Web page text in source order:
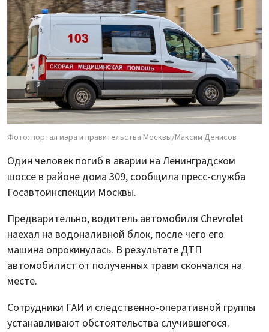
Фото: портал мэра и правительства Москвы/Максим Денисов
Один человек погиб в аварии на Ленинградском
шоссе в районе дома 309, сообщила пресс-служба
Госавтоинспекции Москвы.
Предварительно, водитель автомобиля Chevrolet
наехал на водоналивной блок, после чего его
машина опрокинулась. В результате ДТП
автомобилист от полученных травм скончался на
месте.
Сотрудники ГАИ и следственно-оперативной группы
устанавливают обстоятельства случившегося.